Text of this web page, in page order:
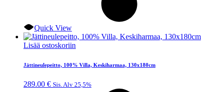
Quick View
Lisää ostoskoriin
Jättineulepeitto, 100% Villa, Keskiharmaa, 130x180cm
289.00 € Sis. Alv 25,5%